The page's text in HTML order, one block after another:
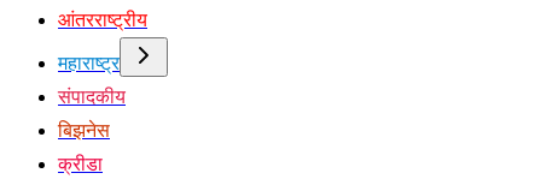
आंतरराष्ट्रीय
महाराष्ट्र
संपादकीय
बिझनेस
क्रीडा